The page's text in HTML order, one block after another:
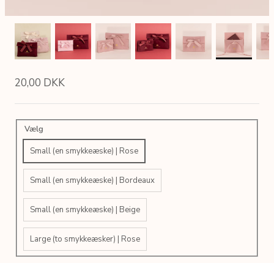
20,00 DKK
Vælg
Small (en smykkeæske) | Rose
Small (en smykkeæske) | Bordeaux
Small (en smykkeæske) | Beige
Large (to smykkeæsker) | Rose